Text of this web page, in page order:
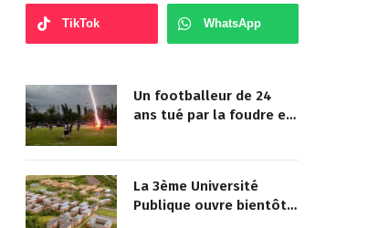
TikTok WhatsApp
Un footballeur de 24
ans tué par la foudre en
La 3ème Université
Publique ouvre bientôt